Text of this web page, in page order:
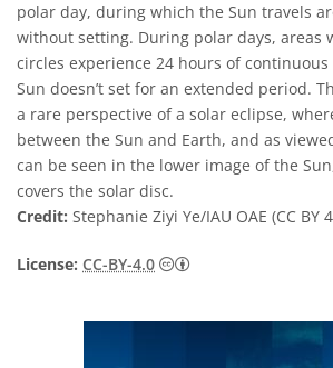
polar day, during which the Sun travels
without setting. During polar days, areas
circles experience 24 hours of
Sun doesn’t set for an extended period.
a rare perspective of a solar eclipse,
between the Sun and Earth, and as
can be seen in the lower image of the
covers the solar disc.
Credit: Stephanie Ziyi Ye/IAU OAE (CC BY
License: CC-BY-4.0